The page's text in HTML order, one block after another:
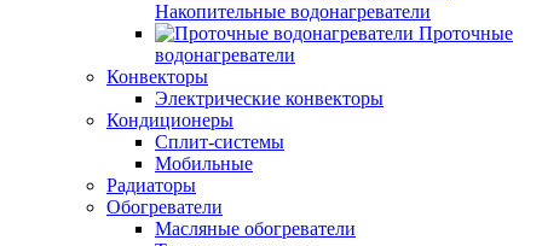
Накопительные водонагреватели
Проточные
водонагреватели
Конвекторы
Электрические конвекторы
Кондиционеры
Сплит-системы
Мобильные
Радиаторы
Обогреватели
Масляные обогреватели